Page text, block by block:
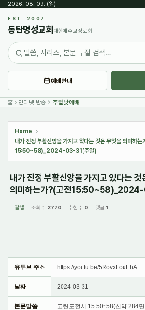
2026. 08. 09. (일) ·
EST. 2007
동탄명성교회 대한예수교장로회
예배안내
홈 인터넷 방송 주일낮예배
Home
내가 진정 부활신앙을 가지고 있다는 것은 무엇을 의미하는
15:50~58)_2024-03-31(주일)
내가 진정 부활신앙을 가지고 있다는 것
의미하는가?(고전
갈렙 조회 수2770 추천 수0 댓글1
유투브 주소 https://youtu.be/5RovxLouEhA
날짜 2024-03-31
본문말씀 고린도전서 15:50~58(신약 284
Sketchbook5, 스케
Sketchbook5, 스케